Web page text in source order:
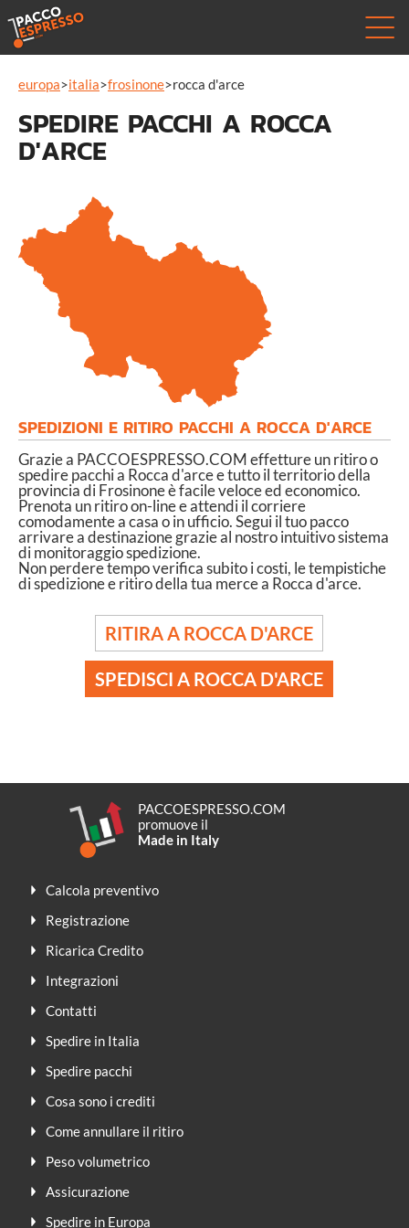
europa>italia>frosinone>rocca d'arce
SPEDIRE PACCHI A ROCCA
D'ARCE
SPEDIZIONI E RITIRO PACCHI A ROCCA D'ARCE
Grazie a PACCOESPRESSO.COM effetture un ritiro o
spedire pacchi a Rocca d'arce e tutto il territorio della
provincia di Frosinone è facile veloce ed economico.
Prenota un ritiro on-line e attendi il corriere
comodamente a casa o in ufficio. Segui il tuo pacco
arrivare a destinazione grazie al nostro intuitivo sistema
di monitoraggio spedizione.
Non perdere tempo verifica subito i costi, le tempistiche
di spedizione e ritiro della tua merce a Rocca d'arce.
RITIRA A ROCCA D'ARCE
SPEDISCI A ROCCA D'ARCE
PACCOESPRESSO.COM
promuove il
Made in Italy
Calcola preventivo
Registrazione
Ricarica Credito
Integrazioni
Contatti
Spedire in Italia
Spedire pacchi
Cosa sono i crediti
Come annullare il ritiro
Peso volumetrico
Assicurazione
Spedire in Europa